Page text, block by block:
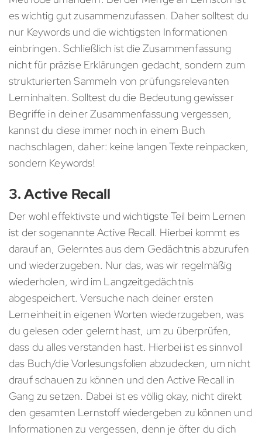
es wichtig gut zusammenzufassen. Daher solltest du
nur Keywords und die wichtigsten Informationen
einbringen. Schließlich ist die Zusammenfassung
nicht für präzise Erklärungen gedacht, sondern zum
strukturierten Sammeln von prüfungsrelevanten
Lerninhalten. Solltest du die Bedeutung gewisser
Begriffe in deiner Zusammenfassung vergessen,
kannst du diese immer noch in einem Buch
nachschlagen, daher: keine langen Texte reinpacken,
sondern Keywords!
3. Active Recall
Der wohl effektivste und wichtigste Teil beim Lernen
ist der sogenannte Active Recall. Hierbei kommt es
darauf an, Gelerntes aus dem Gedächtnis abzurufen
und wiederzugeben. Nur das, was wir regelmäßig
wiederholen, wird im Langzeitgedächtnis
abgespeichert. Versuche nach deiner ersten
Lerneinheit in eigenen Worten wiederzugeben, was
du gelesen oder gelernt hast, um zu überprüfen,
dass du alles verstanden hast. Hierbei ist es sinnvoll
das Buch/die Vorlesungsfolien abzudecken, um nicht
drauf schauen zu können und den Active Recall in
Gang zu setzen. Dabei ist es völlig okay, nicht direkt
den gesamten Lernstoff wiedergeben zu können und
Informationen zu vergessen, denn je öfter du dich